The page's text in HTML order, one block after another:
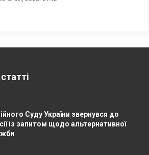
Суду України звернувся до
із запитом щодо альтернативної